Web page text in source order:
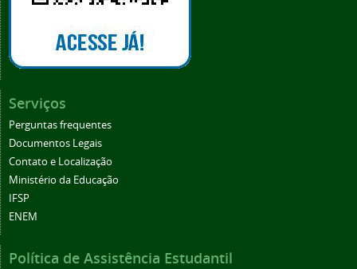
Serviços
Perguntas frequentes
Documentos Legais
Contato e Localização
Ministério da Educação
IFSP
ENEM
Política de Assistência Estudantil